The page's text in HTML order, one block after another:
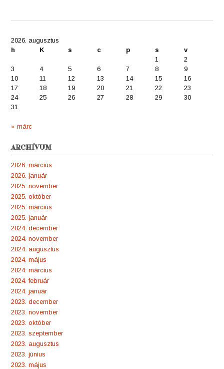
2026. augusztus
h
K s c p s
v
1
2
3
4 5 6 7 8
9
10
11 12 13 14 15
16
17
18 19 20 21 22
23
24
25 26 27 28 29
30
31
« márc
ARCHÍVUM
2026. március
2026. január
2025. november
2025. október
2025. március
2025. január
2024. december
2024. november
2024. augusztus
2024. május
2024. március
2024. február
2024. január
2023. december
2023. november
2023. október
2023. szeptember
2023. augusztus
2023. június
2023. május